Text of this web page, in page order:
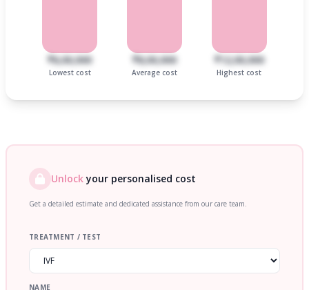
₹6,00,000
Lowest cost
₹8,00,000
Average cost
₹12,00,000
Highest cost
Unlockyour personalised cost
Get a detailed estimate and dedicated assistance from our care team.
TREATMENT / TEST
NAME